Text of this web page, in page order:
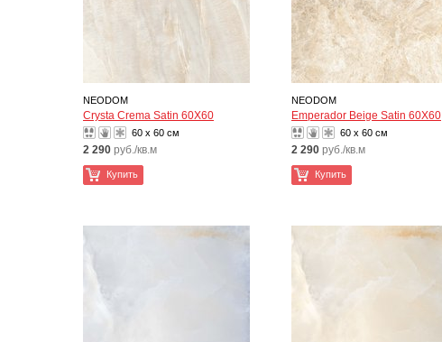
NEODOM
Crysta Crema Satin 60X60
60 x 60 см
2 290 руб./кв.м
Купить
NEODOM
Emperador Beige Satin 60X60
60 x 60 см
2 290 руб./кв.м
Купить